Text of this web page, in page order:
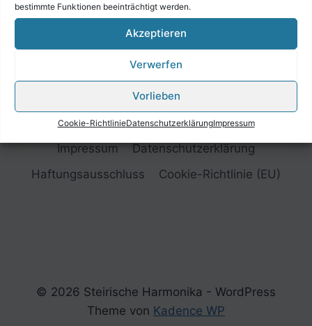
bestimmte Funktionen beeinträchtigt werden.
Akzeptieren
Verwerfen
Vorlieben
Cookie-RichtlinieDatenschutzerklärungImpressum
Impressum
Datenschutzerklärung
Haftungsausschluss
Cookie-Richtlinie (EU)
© 2026 Steirische Harmonika - WordPress
Theme von Kadence WP